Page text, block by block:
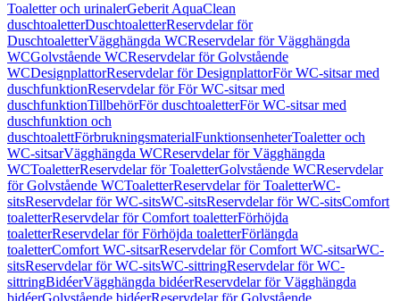
Toaletter och urinalerGeberit AquaClean
duschtoaletterDuschtoaletterReservdelar för
DuschtoaletterVägghängda WCReservdelar för Vägghängda
WCGolvstående WCReservdelar för Golvstående
WCDesignplattorReservdelar för DesignplattorFör WC-sitsar med
duschfunktionReservdelar för För WC-sitsar med
duschfunktionTillbehörFör duschtoaletterFör WC-sitsar med
duschfunktion och
duschtoalettFörbrukningsmaterialFunktionsenheterToaletter och
WC-sitsarVägghängda WCReservdelar för Vägghängda
WCToaletterReservdelar för ToaletterGolvstående WCReservdelar
för Golvstående WCToaletterReservdelar för ToaletterWC-
sitsReservdelar för WC-sitsWC-sitsReservdelar för WC-sitsComfort
toaletterReservdelar för Comfort toaletterFörhöjda
toaletterReservdelar för Förhöjda toaletterFörlängda
toaletterComfort WC-sitsarReservdelar för Comfort WC-sitsarWC-
sitsReservdelar för WC-sitsWC-sittringReservdelar för WC-
sittringBidéerVägghängda bidéerReservdelar för Vägghängda
bidéerGolvstående bidéerReservdelar för Golvstående